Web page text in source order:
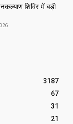
शिविर में बड़ी
3187
67
31
21